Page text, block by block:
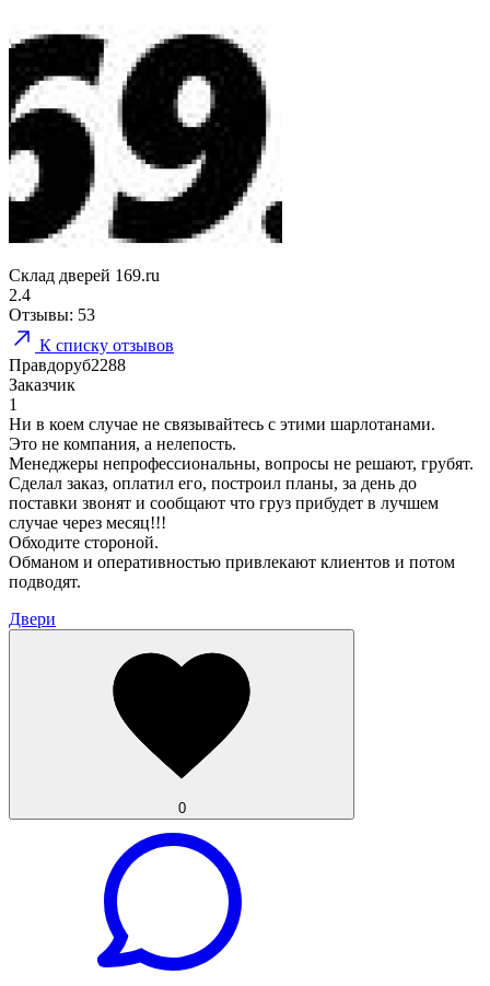
Склад дверей 169.ru
2.4
Отзывы: 53
К списку отзывов
Правдоруб2288
Заказчик
1
Ни в коем случае не связывайтесь с этими шарлотанами.
Это не компания, а нелепость.
Менеджеры непрофессиональны, вопросы не решают, грубят.
Сделал заказ, оплатил его, построил планы, за день до
поставки звонят и сообщают что груз прибудет в лучшем
случае через месяц!!!
Обходите стороной.
Обманом и оперативностью привлекают клиентов и потом
подводят.
Двери
0